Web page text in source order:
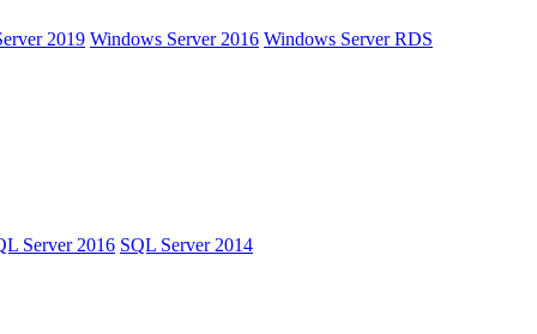
2019 Windows Server 2016 Windows Server RDS
Server 2016 SQL Server 2014